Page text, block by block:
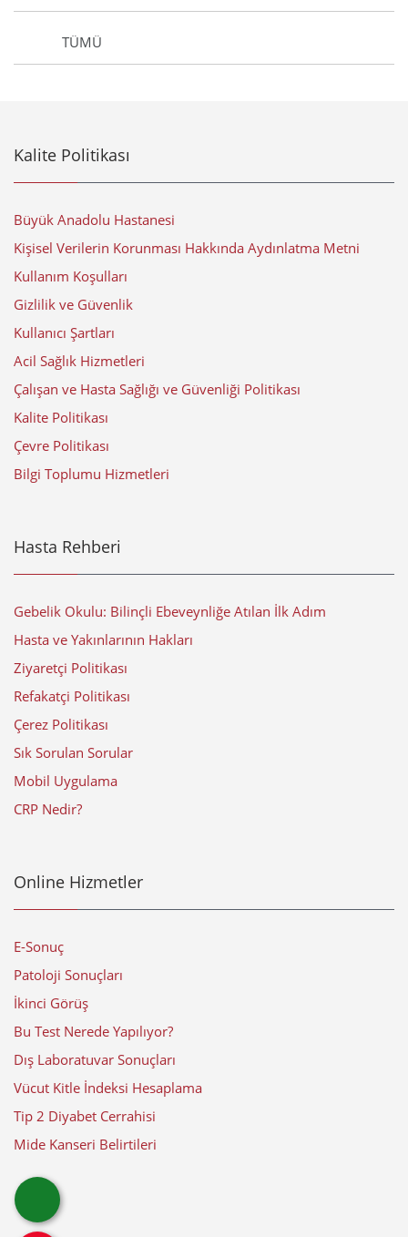
TÜMÜ
Kalite Politikası
Büyük Anadolu Hastanesi
Kişisel Verilerin Korunması Hakkında Aydınlatma Metni
Kullanım Koşulları
Gizlilik ve Güvenlik
Kullanıcı Şartları
Acil Sağlık Hizmetleri
Çalışan ve Hasta Sağlığı ve Güvenliği Politikası
Kalite Politikası
Çevre Politikası
Bilgi Toplumu Hizmetleri
Hasta Rehberi
Gebelik Okulu: Bilinçli Ebeveynliğe Atılan İlk Adım
Hasta ve Yakınlarının Hakları
Ziyaretçi Politikası
Refakatçi Politikası
Çerez Politikası
Sık Sorulan Sorular
Mobil Uygulama
CRP Nedir?
Online Hizmetler
E-Sonuç
Patoloji Sonuçları
İkinci Görüş
Bu Test Nerede Yapılıyor?
Dış Laboratuvar Sonuçları
Vücut Kitle İndeksi Hesaplama
Tip 2 Diyabet Cerrahisi
Mide Kanseri Belirtileri